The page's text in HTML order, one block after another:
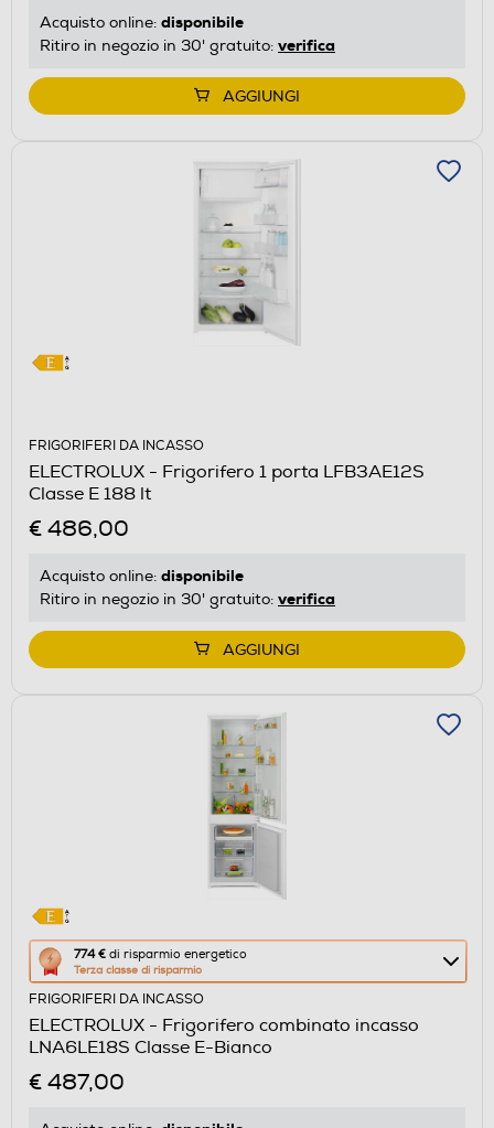
energetico
di
Acquisto online: disponibile
Ritiro in negozio in 30' gratuito: verifica
AGGIUNGI
FRIGORIFERI DA INCASSO
ELECTROLUX - Frigorifero 1 porta LFB3AE12S
Classe E 188 lt
€ 486,00
Acquisto online: disponibile
Ritiro in negozio in 30' gratuito: verifica
AGGIUNGI
774 € di risparmio energetico
Terza classe di risparmio
Questa
azione
aprirà
il
Calcolatore
di
FRIGORIFERI DA INCASSO
ELECTROLUX - Frigorifero combinato incasso
LNA6LE18S Classe E-Bianco
€ 487,00